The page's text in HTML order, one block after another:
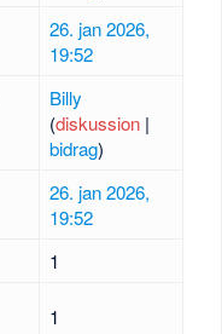
26. jan 2026,
19:52
Billy
(diskussion|
bidrag)
26. jan 2026,
19:52
1
1